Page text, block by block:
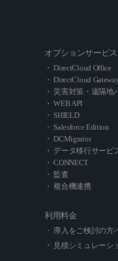
オプションサービス
・ DirectCloud Office
・ DirectCloud
・ 災害対策・遠隔地
・ WEB API
・ SHIELD
・ Salesforce Edition
・ DCMigrator
・ データ移行サービ
・ CONNECT
・ 監査
・ 複合機連携
利用料金
・ 導入をご検討の方
・ 見積シミュレーシ